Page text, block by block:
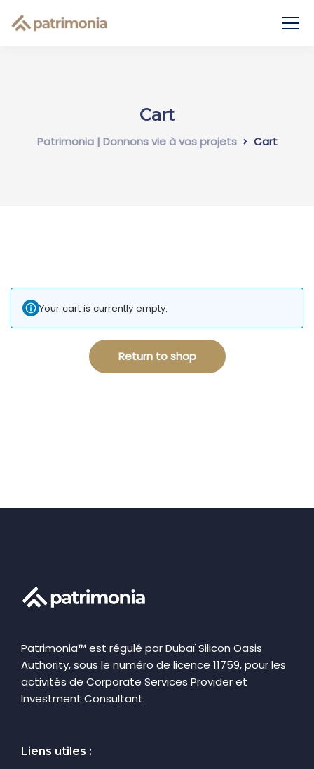
Cart
Patrimonia | Donnons vie à vos projets Cart
Your cart is currently empty.
Return to shop
Patrimonia™ est régulé par Dubaï Silicon Oasis
Authority, sous le numéro de licence 11759, pour les
activités de Corporate Services Provider et
Investment Consultant.
Liens utiles :